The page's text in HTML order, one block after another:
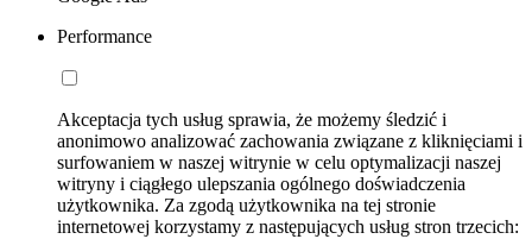
Performance
Akceptacja tych usług sprawia, że możemy śledzić i
anonimowo analizować zachowania związane z kliknięciami i
surfowaniem w naszej witrynie w celu optymalizacji naszej
witryny i ciągłego ulepszania ogólnego doświadczenia
użytkownika. Za zgodą użytkownika na tej stronie
internetowej korzystamy z następujących usług stron trzecich: